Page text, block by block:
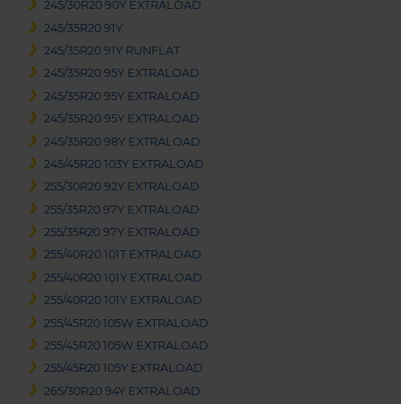
245/30R20 90Y EXTRALOAD
245/35R20 91Y
245/35R20 91Y RUNFLAT
245/35R20 95Y EXTRALOAD
245/35R20 95Y EXTRALOAD
245/35R20 95Y EXTRALOAD
245/35R20 98Y EXTRALOAD
245/45R20 103Y EXTRALOAD
255/30R20 92Y EXTRALOAD
255/35R20 97Y EXTRALOAD
255/35R20 97Y EXTRALOAD
255/40R20 101T EXTRALOAD
255/40R20 101Y EXTRALOAD
255/40R20 101Y EXTRALOAD
255/45R20 105W EXTRALOAD
255/45R20 105W EXTRALOAD
255/45R20 105Y EXTRALOAD
265/30R20 94Y EXTRALOAD